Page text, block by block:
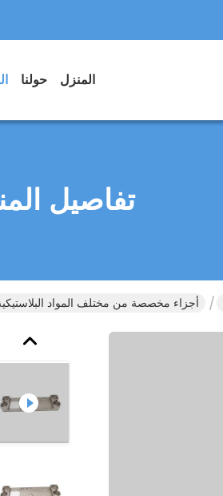
المنزل حولنا
تفاصيل
أجزاء مخصصة من مختلف المواد